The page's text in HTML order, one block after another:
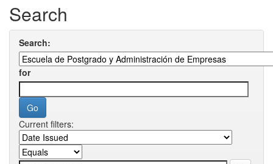
Search
Search:
for
Current filters: